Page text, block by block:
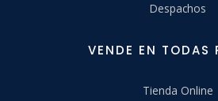
Despachos
VENDE EN TODAS
Tienda Online